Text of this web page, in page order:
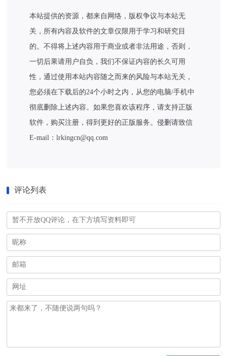
本站提供的资源，都来自网络，版权争议与本站无
关，所有内容及软件的文章仅限用于学习和研究目
的。不得将上述内容用于商业或者非法用途，否则，
一切后果请用户自负，我们不保证内容的长久可用
性，通过使用本站内容随之而来的风险与本站无关，
您必须在下载后的24个小时之内，从您的电脑/手机中
彻底删除上述内容。如果您喜欢该程序，请支持正版
软件，购买注册，得到更好的正版服务。侵删请致信
E-mail：lrkingcn@qq.com
评论列表